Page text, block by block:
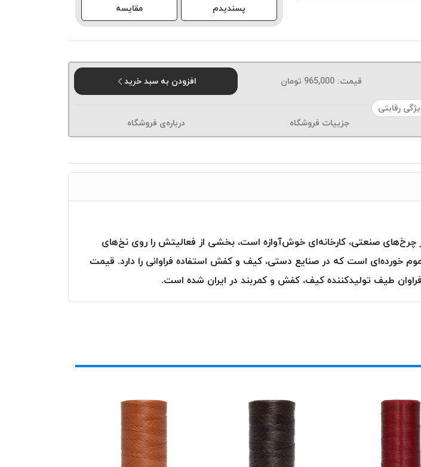
پسندیدم
مقایسه
قیمت: 965,000 تومان
افزودن به سبد خرید
رقابتی
جزییات فروشگاه درباره‌ی فروشگاه
چرخ‌های صنعتی، کارخانه‌ای خوش‌آوازه است، بخشی از فعالیتش را روی نخ‌های
خورده‌ای است که در صنایع دستی، کیف و کفش استفاده فراوانی را دارد. قیمت
طیف تولیدکننده کیف، کفش و کمربند در ایران شده است.